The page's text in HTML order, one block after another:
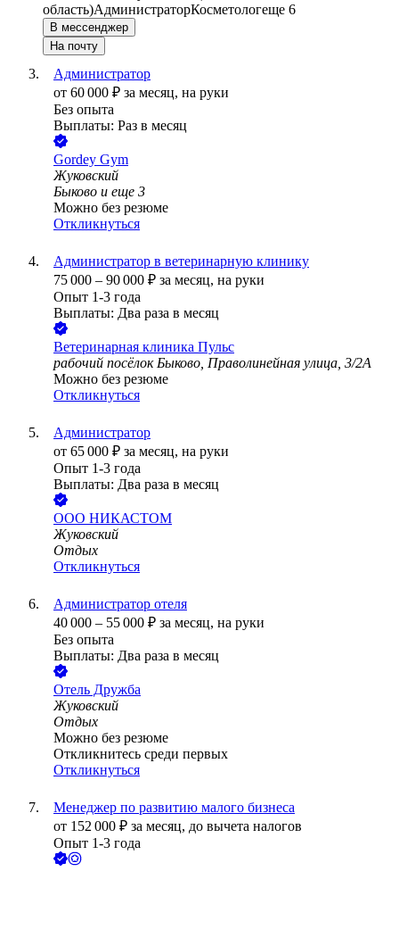
область)АдминистраторКосметологеще 6
В мессенджер
На почту
Администратор
от 60 000 ₽ за месяц, на руки
Без опыта
Выплаты: Раз в месяц
Gordey Gym
Жуковский
Быково и еще 3
Можно без резюме
Откликнуться
Администратор в ветеринарную клинику
75 000 – 90 000 ₽ за месяц, на руки
Опыт 1-3 года
Выплаты: Два раза в месяц
Ветеринарная клиника Пульс
рабочий посёлок Быково, Праволинейная улица, 3/2А
Можно без резюме
Откликнуться
Администратор
от 65 000 ₽ за месяц, на руки
Опыт 1-3 года
Выплаты: Два раза в месяц
ООО НИКАСТОМ
Жуковский
Отдых
Откликнуться
Администратор отеля
40 000 – 55 000 ₽ за месяц, на руки
Без опыта
Выплаты: Два раза в месяц
Отель Дружба
Жуковский
Отдых
Можно без резюме
Откликнитесь среди первых
Откликнуться
Менеджер по развитию малого бизнеса
от 152 000 ₽ за месяц, до вычета налогов
Опыт 1-3 года